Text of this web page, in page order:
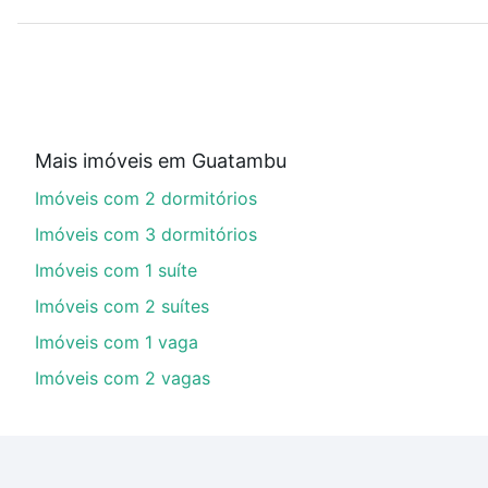
ou sem vaga de garagem para combinar
Imóveis à venda em Guatambu, Piedade, SP ideal para
Qual o preço de Imóveis à venda em Guatambu,
Aqui na Loft temos a oferta ideal para você, com
imobiliário as parcelas podem se adequar ao seu
custa comprar um apartamento
Mais imóveis em Guatambu
Imóveis com 2 dormitórios
Imóveis com 3 dormitórios
Imóveis com 1 suíte
Imóveis com 2 suítes
Imóveis com 1 vaga
Imóveis com 2 vagas